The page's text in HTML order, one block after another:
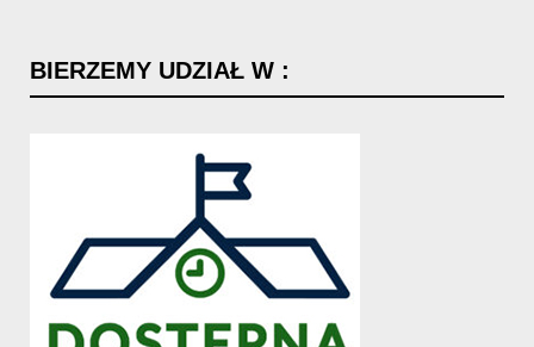
BIERZEMY UDZIAŁ W :